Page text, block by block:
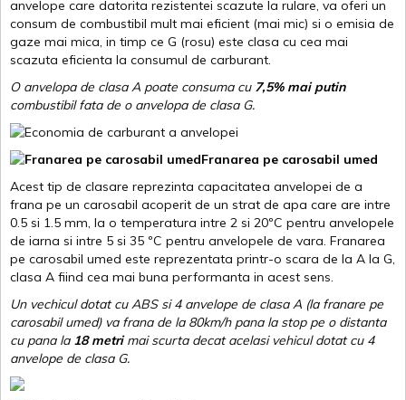
anvelope care datorita rezistentei scazute la rulare, va oferi un
consum de combustibil mult mai eficient (mai mic) si o emisia de
gaze mai mica, in timp ce G (rosu) este clasa cu cea mai
scazuta eficienta la consumul de carburant.
O anvelopa de clasa A poate consuma cu 7,5% mai putin
combustibil fata de o anvelopa de clasa G.
Franarea pe carosabil umed
Acest tip de clasare reprezinta capacitatea anvelopei de a
frana pe un carosabil acoperit de un strat de apa care are intre
0.5 si 1.5 mm, la o temperatura intre 2 si 20ºC pentru anvelopele
de iarna si intre 5 si 35 ºC pentru anvelopele de vara. Franarea
pe carosabil umed este reprezentata printr-o scara de la A la G,
clasa A fiind cea mai buna performanta in acest sens.
Un vechicul dotat cu ABS si 4 anvelope de clasa A (la franare pe
carosabil umed) va frana de la 80km/h pana la stop pe o distanta
cu pana la 18 metrimai scurta decat acelasi vehicul dotat cu 4
anvelope de clasa G.